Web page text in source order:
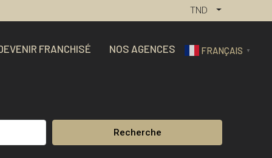
TND
FRANCHISÉ NOS AGENCES FRANÇAIS ▼
Recherche